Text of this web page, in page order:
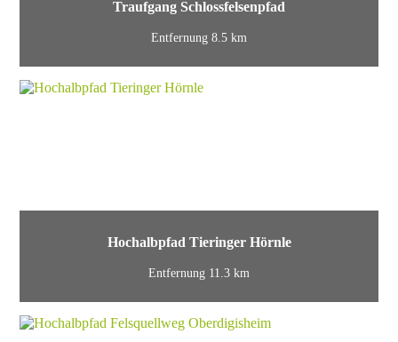
Traufgang Schlossfelsenpfad
Entfernung 8.5 km
Hochalbpfad Tieringer Hörnle
Entfernung 11.3 km